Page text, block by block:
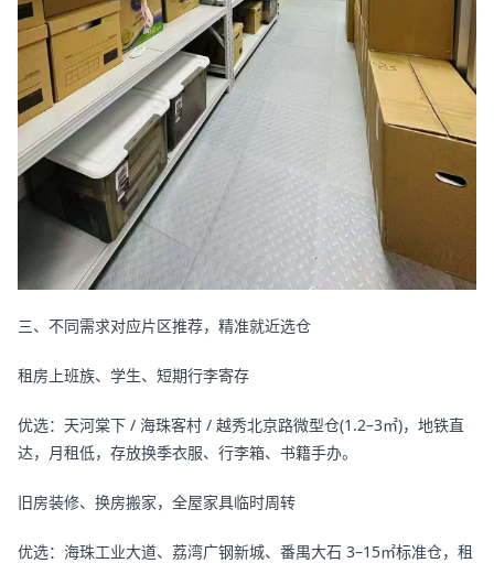
三、不同需求对应片区推荐，精准就近选仓
租房上班族、学生、短期行李寄存
优选：天河棠下 / 海珠客村 / 越秀北京路微型仓(1.2–3㎡)，地铁直
达，月租低，存放换季衣服、行李箱、书籍手办。
旧房装修、换房搬家，全屋家具临时周转
优选：海珠工业大道、荔湾广钢新城、番禺大石 3–15㎡标准仓，租